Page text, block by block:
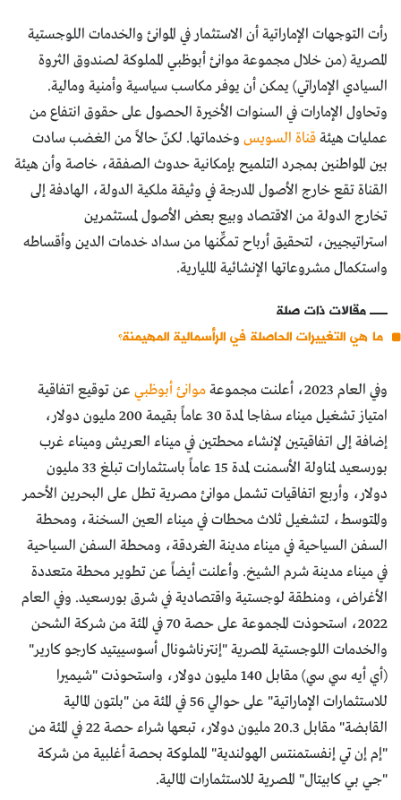
رأت التوجهات الإماراتية أن الاستثمار في الموانئ والخدمات اللوجستية
المصرية (من خلال مجموعة موانئ أبوظبي المملوكة لصندوق الثروة
السيادي الإماراتي) يمكن أن يوفر مكاسب سياسية وأمنية ومالية.
وتحاول الإمارات في السنوات الأخيرة الحصول على حقوق انتفاع من
عمليات هيئةقناة السويس وخدماتها. لكنّ حالاً من الغضب سادت
بين المواطنين بمجرد التلميح بإمكانية حدوث الصفقة، خاصة وأن هيئة
القناة تقع خارج الأصول المدرجة في وثيقة ملكية الدولة، الهادفة إلى
تخارج الدولة من الاقتصاد وبيع بعض الأصول لمستثمرين
استراتيجيين، لتحقيق أرباح تمكِّنها من سداد خدمات الدين وأقساطه
واستكمال مشروعاتها الإنشائية المليارية.
مقالات ذات صلة
ما هي التغييرات الحاصلة في الرأسمالية المهيمنة؟
وفي العام 2023، أعلنت مجموعة موانئ أبوظبي عن توقيع اتفاقية
امتياز تشغيل ميناء سفاجا لمدة 30 عاماً بقيمة 200 مليون دولار،
إضافة إلى اتفاقيتين لإنشاء محطتين في ميناء العريش وميناء غرب
بورسعيد لمناولة الأسمنت لمدة 15 عاماً باستثمارات تبلغ 33 مليون
دولار، وأربع اتفاقيات تشمل موانئ مصرية تطل على البحرين الأحمر
والمتوسط، لتشغيل ثلاث محطات في ميناء العين السخنة، ومحطة
السفن السياحية في ميناء مدينة الغردقة، ومحطة السفن السياحية
في ميناء مدينة شرم الشيخ. وأعلنت أيضاً عن تطوير محطة متعددة
الأغراض، ومنطقة لوجستية واقتصادية في شرق بورسعيد. وفي العام
2022، استحوذت المجموعة على حصة 70 في المئة من شركة الشحن
والخدمات اللوجستية المصرية "إنترناشونال أسوسييتيد كارجو كارير"
(أي أيه سي سي) مقابل 140 مليون دولار، واستحوذت "شيميرا
للاستثمارات الإماراتية" على حوالي 56 في المئة من "بلتون المالية
القابضة" مقابل 20.3 مليون دولار، تبعها شراء حصة 22 في المئة من
"إم إن تي إنفستمنتس الهولندية" المملوكة بحصة أغلبية من شركة
"جي بي كابيتال" المصرية للاستثمارات المالية.